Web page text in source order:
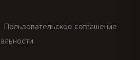
Пользовательское соглашение